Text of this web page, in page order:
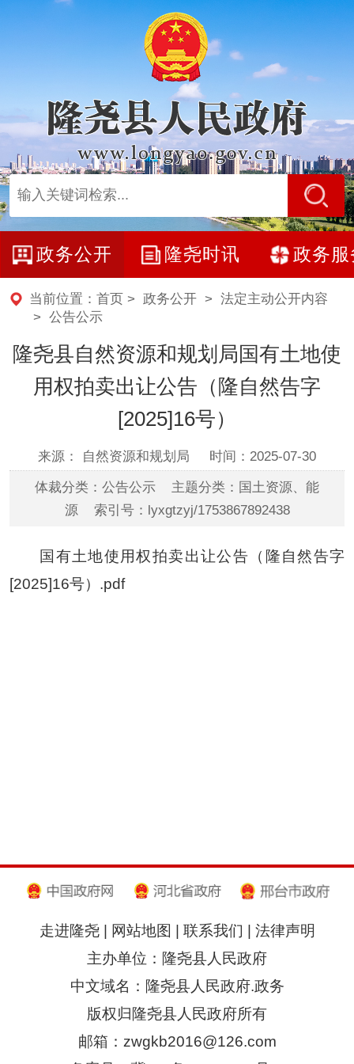
政务公开 隆尧时讯 政务服
当前位置： 首页 > 政务公开> 法定主动公开内容
> 公告公示
隆尧县自然资源和规划局国有土地使
用权拍卖出让公告（隆自然告字
[2025]16号）
来源： 自然资源和规划局 时间：2025-07-30
体裁分类：公告公示 主题分类：国土资源、能
源 索引号：lyxgtzyj/1753867892438
国有土地使用权拍卖出让公告（隆自然告字
[2025]16号）.pdf
走进隆尧| 网站地图 联系我们
法律声明
主办单位：隆尧县人民政府
中文域名：隆尧县人民政府.政务
版权归隆尧县人民政府所有
邮箱：zwgkb2016@126.com